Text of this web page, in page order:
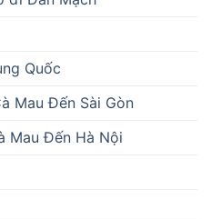
Quốc
Mau Đến Sài Gòn
Mau Đến Hà Nội